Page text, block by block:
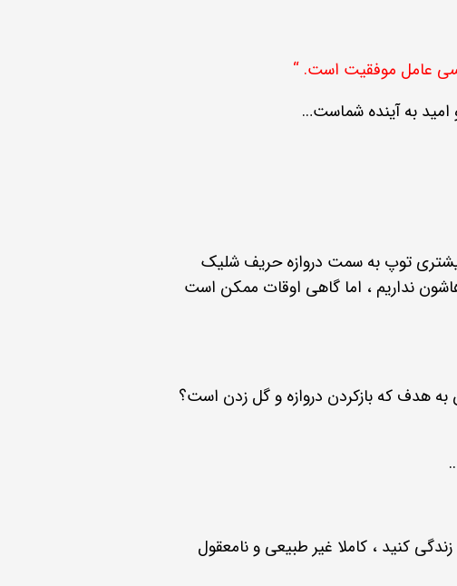
عامل موفقیت است. “
به آینده شماست…
بیشتری توپ به سمت دروازه حریف شلیک
نداریم ، اما گاهی اوقات ممکن است
به هدف که بازکردن دروازه و گل زدن است؟
کنید ، کاملا غیر طبیعی و نامعقول